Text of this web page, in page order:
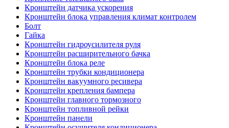
Кронштейн датчика ускорения
Кронштейн блока управления климат контролем
Болт
Гайка
Кронштейн гидроусилителя руля
Кронштейн расширительного бачка
Кронштейн блока реле
Кронштейн трубки кондиционера
Кронштейн вакуумного ресивера
Кронштейн крепления бампера
Кронштейн главного тормозного
Кронштейн топливной рейки
Кронштейн панели